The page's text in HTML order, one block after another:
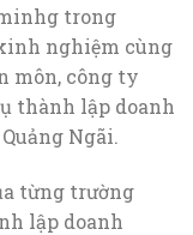
trong
nghiệm cùng
môn, công ty
thành lập doanh
Ngãi.
từng trường
lập doanh